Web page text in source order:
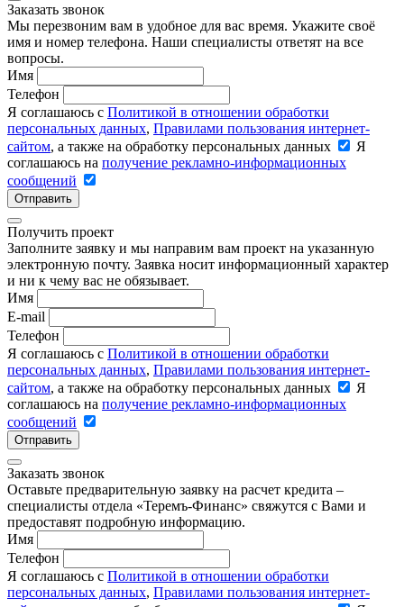
Заказать звонок
Мы перезвоним вам в удобное для вас время. Укажите своё
имя и номер телефона. Наши специалисты ответят на все
вопросы.
Имя
Телефон
Я соглашаюсь с Политикой в отношении обработки
персональных данных, Правилами пользования интернет-
сайтом, а также на обработку персональных данных
Я
соглашаюсь на получение рекламно-информационных
сообщений
Отправить
Получить проект
Заполните заявку и мы направим вам проект на указанную
электронную почту. Заявка носит информационный характер
и ни к чему вас не обязывает.
Имя
E-mail
Телефон
Я соглашаюсь с Политикой в отношении обработки
персональных данных, Правилами пользования интернет-
сайтом, а также на обработку персональных данных
Я
соглашаюсь на получение рекламно-информационных
сообщений
Отправить
Заказать звонок
Оставьте предварительную заявку на расчет кредита –
специалисты отдела «Теремъ-Финанс» свяжутся с Вами и
предоставят подробную информацию.
Имя
Телефон
Я соглашаюсь с Политикой в отношении обработки
персональных данных, Правилами пользования интернет-